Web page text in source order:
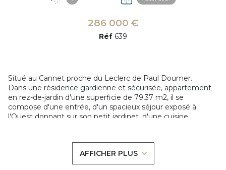
286 000 €
Réf 639
Situé au Cannet proche du Leclerc de Paul Doumer.
Dans une résidence gardienne et sécurisée, appartement
en rez-de-jardin d'une superficie de 79,37 m2, il se
compose d'une entrée, d'un spacieux séjour exposé à
l'Ouest donnant sur son petit jardinet, d'une cuisine
17m2 exposée Est, d'une salle d'eau et d'un WC
Travaux de rénovation à prevoir.
AFFICHER PLUS